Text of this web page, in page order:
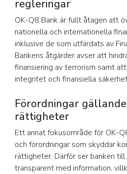
regleringar
OK-Q8 Bank är fullt åtagen att
nationella och internationella
inklusive de som utfärdats av
Bankens åtgärder avser att
finansiering av terrorism samt
integritet och finansiella
Förordningar
rättigheter
Ett annat fokusområde för OK-
och förordningar som skyddar
rättigheter. Därför ser banken
transparent med information,